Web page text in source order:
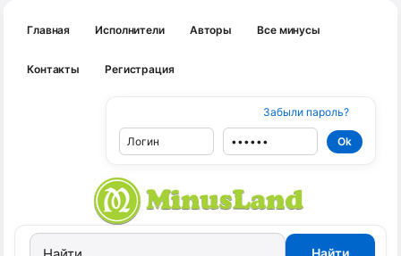
Главная Исполнители Авторы Все минусы
Контакты Регистрация
Забыли пароль?